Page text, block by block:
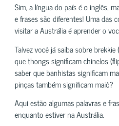
Sim, a língua do país é o inglês,
e frases são diferentes! Uma das
visitar a Austrália é aprender o
Talvez você já saiba sobre
que thongs significam chinelos
saber que banhistas significam
pinças também significam maiô?
Aqui estão algumas palavras e
enquanto estiver na Austrália.